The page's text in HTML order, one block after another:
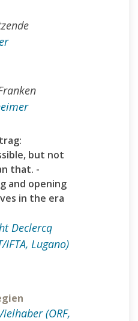
but not
that. -
and opening
in the era
Declercq
IFTA, Lugano)
(ORF,